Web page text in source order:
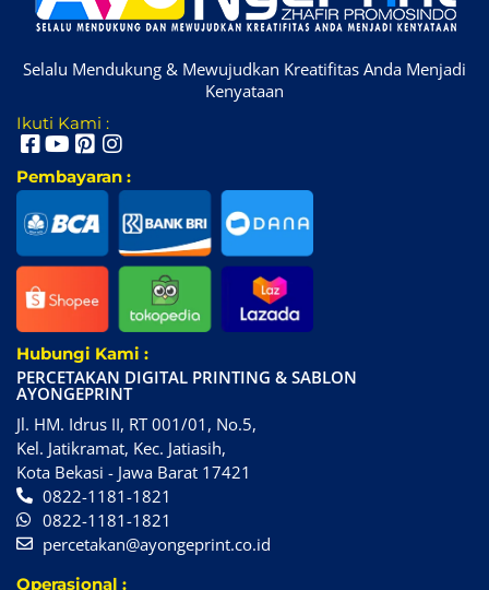
Selalu Mendukung & Mewujudkan Kreatifitas Anda Menjadi
Kenyataan
Ikuti Kami :
Pembayaran :
Hubungi Kami :
PERCETAKAN DIGITAL PRINTING & SABLON
AYONGEPRINT
Jl. HM. Idrus II, RT 001/01, No.5,
Kel. Jatikramat, Kec. Jatiasih,
Kota Bekasi - Jawa Barat 17421
0822-1181-1821
0822-1181-1821
percetakan@ayongeprint.co.id
Operasional :